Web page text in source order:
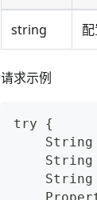
string
请求示例
try {
String
String
String